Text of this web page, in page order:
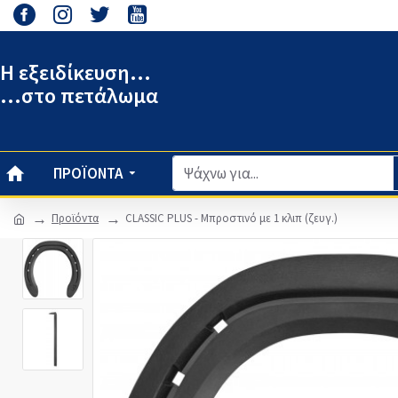
Η εξειδίκευση...
...στο πετάλωμα
ΠΡΟΪΌΝΤΑ
Προϊόντα CLASSIC PLUS - Μπροστινό με 1 κλιπ (ζευγ.)